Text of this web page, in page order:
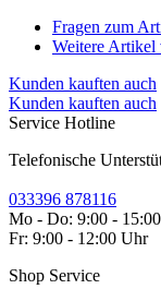
Fragen zum
Weitere Artikel
Kunden kauften auch
Kunden kauften auch
Service Hotline
Telefonische
033396 878116
Mo - Do: 9:00 -
Fr: 9:00 - 12:00 Uhr
Shop Service